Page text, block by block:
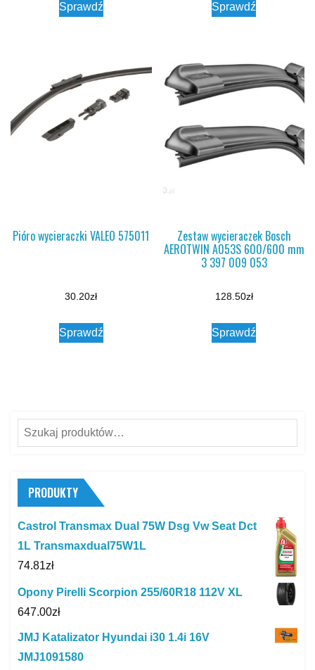
Sprawdź Sprawdź
Pióro wycieraczki VALEO 575011
30.20zł
Sprawdź
Zestaw wycieraczek Bosch
AEROTWIN A053S 600/600 mm
3 397 009 053
128.50zł
Sprawdź
Szukaj:
PRODUKTY
Castrol Transmax Dual 75W Dsg Vw Seat Dct
1L Transmaxdual75W1L
74.81zł
Opony Pirelli Scorpion 255/60R18 112V XL
647.00zł
JMJ Katalizator Hyundai i30 1.4i 16V
JMJ1091580